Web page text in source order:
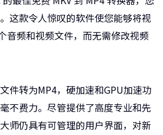
。这款令人惊叹的软件使您能够将视
音频和视频文件，而无需修改视频
件转为MP4，硬加速和GPU加速功
不费力。尽管提供了高度专业和先
师仍具有可管理的用户界面，对新